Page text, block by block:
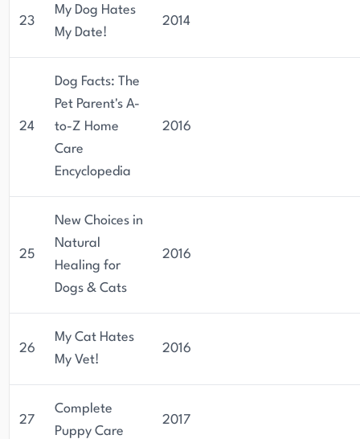
23
My Dog Hates
My Date!
2014
24
Dog Facts: The
Pet Parent's A-
to-Z Home
Care
Encyclopedia
2016
25
New Choices in
Natural
Healing for
Dogs & Cats
2016
26
My Cat Hates
My Vet!
2016
27
Complete
Puppy Care
2017